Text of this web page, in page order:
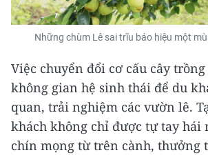
Những chùm Lê sai trĩu báo hiệu một
Việc chuyển đổi cơ cấu cây
không gian hệ sinh thái để du
quan, trải nghiệm các vườn lê.
khách không chỉ được tự tay hái
chín mọng từ trên cành, thưởng